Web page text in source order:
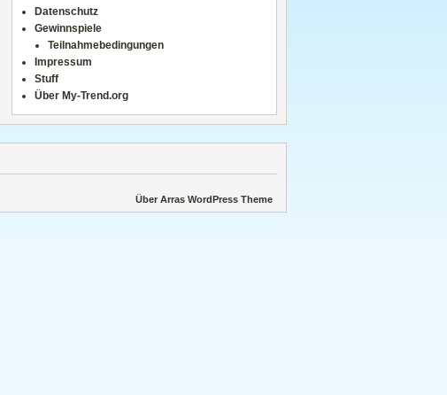
Datenschutz
Gewinnspiele
Teilnahmebedingungen
Impressum
Stuff
Über My-Trend.org
Über Arras WordPress Theme